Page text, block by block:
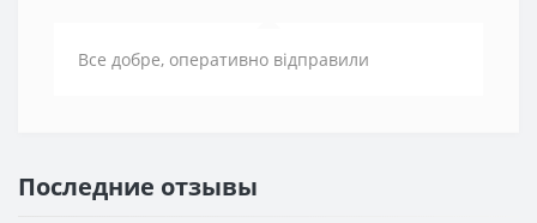
Все добре, оперативно відправили
Последние отзывы